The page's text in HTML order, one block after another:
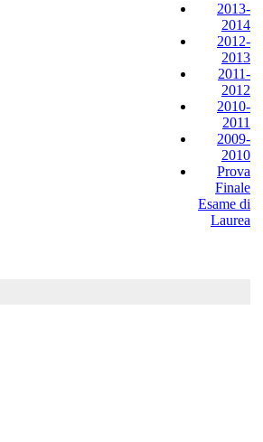
2013-
2014
2012-
2013
2011-
2012
2010-
2011
2009-
2010
Prova
Finale
Esame di
Laurea